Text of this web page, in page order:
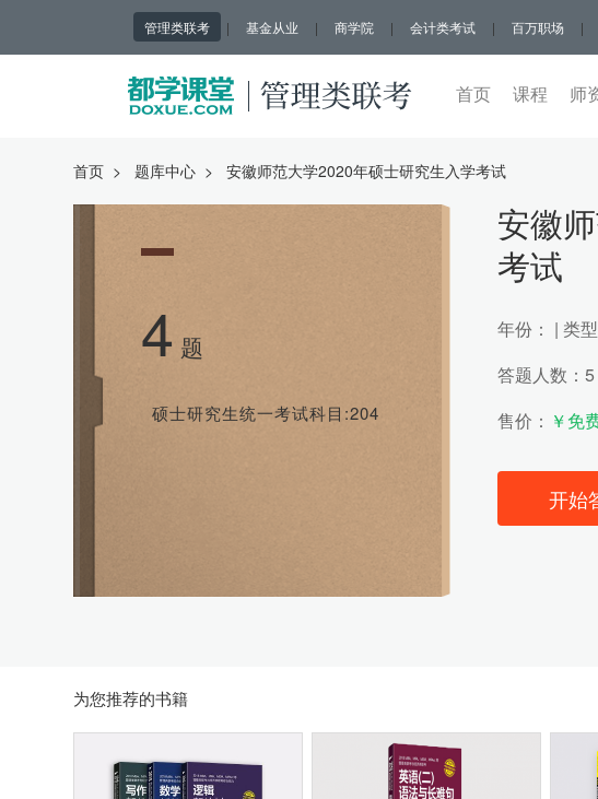
管理类联考 | 基金从业 | 商学院 | 会计类考试 | 百万职场 |
首页 课程 师
首页> 题库中心> 安徽师范大学2020年硕士研究生入学考试
4 题
硕士研究生统一考试科目:204
安徽
考试
年份： | 类
答题人数：5
售价： ￥免
开始
为您推荐的书籍